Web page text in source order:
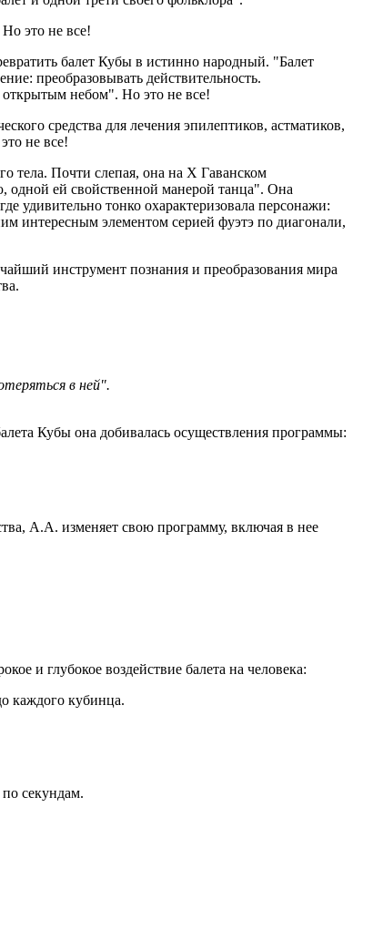
это не все!
балет Кубы в истинно народный. "Балет
преобразовывать действительность.
открытым небом". Но это не все!
средства для лечения эпилептиков, астматиков,
не все!
тела. Почти слепая, она на Х Гаванском
одной ей свойственной манерой танца". Она
удивительно тонко охарактеризовала персонажи:
интересным элементом серией фуэтэ по диагонали,
инструмент познания и преобразования мира
в ней".
Кубы она добивалась осуществления программы:
А.А. изменяет свою программу, включая в нее
и глубокое воздействие балета на человека:
каждого кубинца.
секундам.